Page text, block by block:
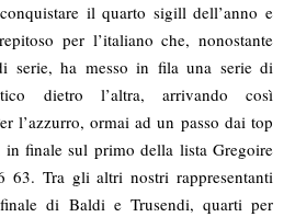
il quarto sigill dell’anno e
per l’italiano che, nonostante
serie, ha messo in fila una serie di
dietro l’altra, arrivando così
l’azzurro, ormai ad un passo dai top
in finale sul primo della lista Gregoire
63. Tra gli altri nostri rappresentanti
di Baldi e Trusendi, quarti per